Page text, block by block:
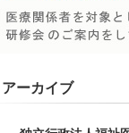
アーカイブ